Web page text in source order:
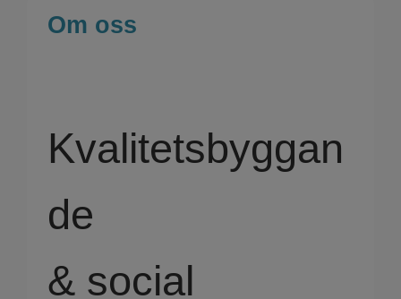
Om oss
Kvalitetsbyggan
de
​​​​​​​& social